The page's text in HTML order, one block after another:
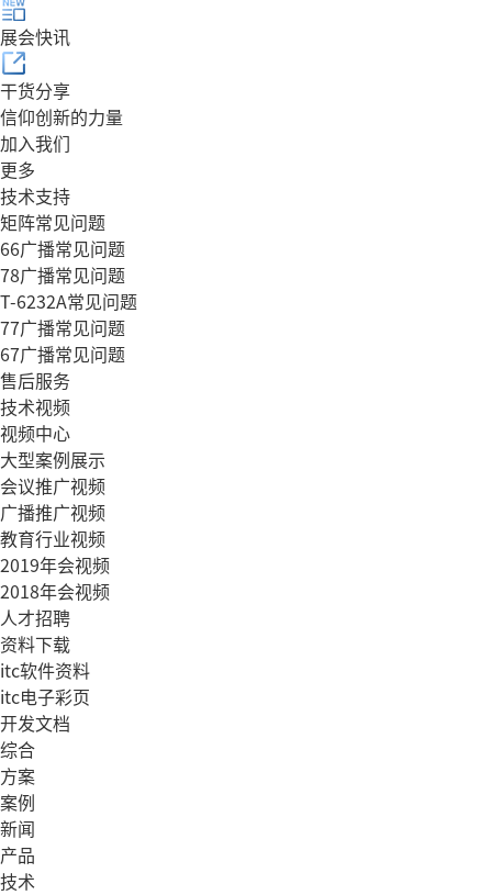
展会快讯
干货分享
信仰创新的力量
加入我们
更多
技术支持
矩阵常见问题
66广播常见问题
78广播常见问题
T-6232A常见问题
77广播常见问题
67广播常见问题
售后服务
技术视频
视频中心
大型案例展示
会议推广视频
广播推广视频
教育行业视频
2019年会视频
2018年会视频
人才招聘
资料下载
itc软件资料
itc电子彩页
开发文档
综合
方案
案例
新闻
产品
技术